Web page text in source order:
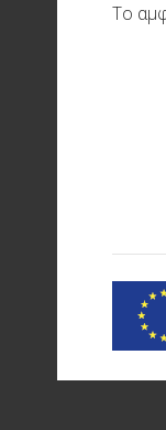
Το